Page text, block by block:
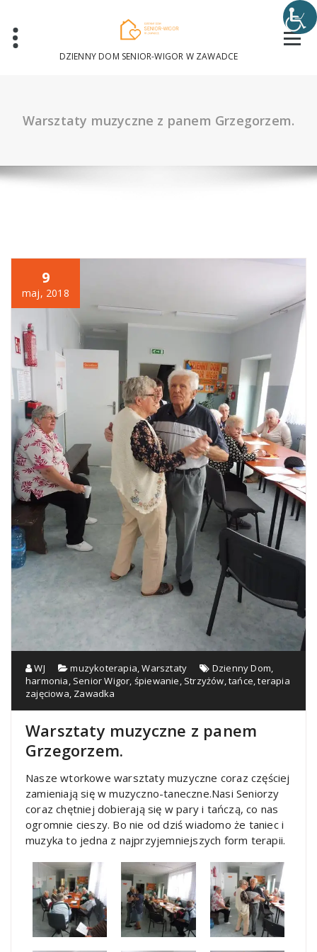
content
DZIENNY DOM SENIOR-WIGOR W ZAWADCE
Warsztaty muzyczne z panem Grzegorzem.
9
maj, 2018
WJ muzykoterapia,Warsztaty Dzienny Dom,
harmonia, Senior Wigor, śpiewanie, Strzyżów,tańce,terapia
zajęciowa, Zawadka
Warsztaty muzyczne z panem
Grzegorzem.
Nasze wtorkowe warsztaty muzyczne coraz częściej
zamieniają się w muzyczno-taneczne.Nasi Seniorzy
coraz chętniej dobierają się w pary i tańczą, co nas
ogromnie cieszy. Bo nie od dziś wiadomo że taniec i
muzyka to jedna z najprzyjemniejszych form terapii.